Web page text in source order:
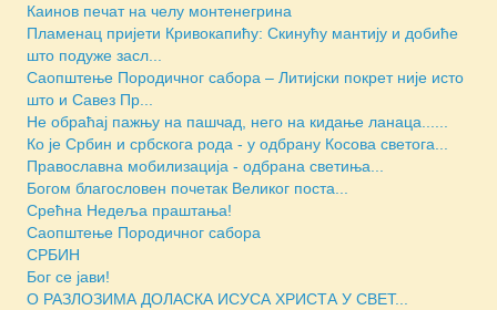
Каинов печат на челу монтенегрина
Пламенац пријети Кривокапићу: Скинућу мантију и добиће
што подуже засл...
Саопштење Породичног сабора – Литијски покрет није исто
што и Савез Пр...
Не обраћај пажњу на пашчад, него на кидање ланаца......
Ко је Србин и србскога рода - у одбрану Косова светога...
Православна мобилизација - одбрана светиња...
Богом благословен почетак Великог поста...
Срећна Недеља праштања!
Саопштење Породичног сабора
СРБИН
Бог се јави!
O РАЗЛОЗИМА ДОЛАСКА ИСУСА ХРИСТА У СВЕТ...